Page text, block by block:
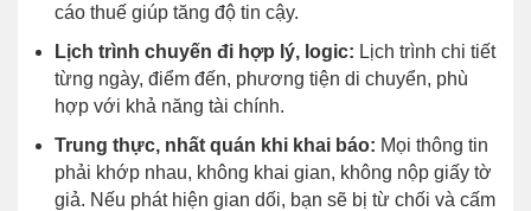
cáo thuế giúp tăng độ tin cậy.
Lịch trình chuyến đi hợp lý, logic: Lịch trình chi tiết
từng ngày, điểm đến, phương tiện di chuyển, phù
hợp với khả năng tài chính.
Trung thực, nhất quán khi khai báo: Mọi thông tin
phải khớp nhau, không khai gian, không nộp giấy tờ
giả. Nếu phát hiện gian dối, bạn sẽ bị từ chối và cấm